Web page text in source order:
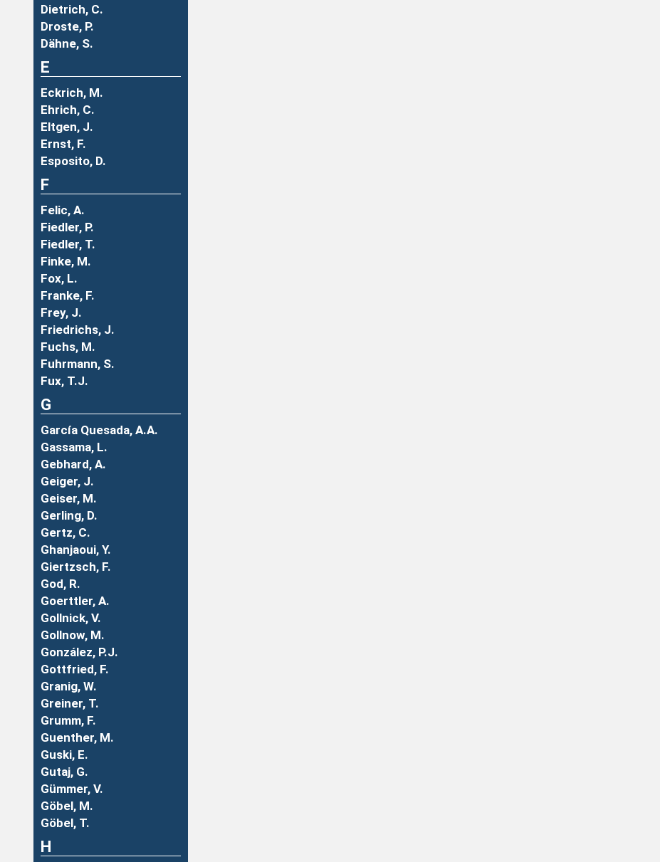
Dietrich, C.
Droste, P.
Dähne, S.
E
Eckrich, M.
Ehrich, C.
Eltgen, J.
Ernst, F.
Esposito, D.
F
Felic, A.
Fiedler, P.
Fiedler, T.
Finke, M.
Fox, L.
Franke, F.
Frey, J.
Friedrichs, J.
Fuchs, M.
Fuhrmann, S.
Fux, T.J.
G
García Quesada, A.A.
Gassama, L.
Gebhard, A.
Geiger, J.
Geiser, M.
Gerling, D.
Gertz, C.
Ghanjaoui, Y.
Giertzsch, F.
God, R.
Goerttler, A.
Gollnick, V.
Gollnow, M.
González, P.J.
Gottfried, F.
Granig, W.
Greiner, T.
Grumm, F.
Guenther, M.
Guski, E.
Gutaj, G.
Gümmer, V.
Göbel, M.
Göbel, T.
H